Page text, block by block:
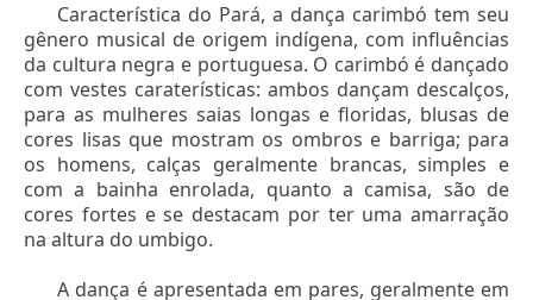
Característica do Pará, a dança carimbó tem seu
gênero musical de origem indígena, com influências
da cultura negra e portuguesa. O carimbó é dançado
com vestes caraterísticas: ambos dançam descalços,
para as mulheres saias longas e floridas, blusas de
cores lisas que mostram os ombros e barriga; para
os homens, calças geralmente brancas, simples e
com a bainha enrolada, quanto a camisa, são de
cores fortes e se destacam por ter uma amarração
na altura do umbigo.
A dança é apresentada em pares, geralmente em